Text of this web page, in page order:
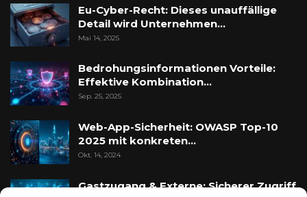
Eu-Cyber-Recht: Dieses unauffällige
Detail wird Unternehmen…
Mai 14, 2025
Bedrohungsinformationen Vorteile:
Effektive Kombination…
Sep. 25, 2025
Web-App-Sicherheit: OWASP Top-10
2025 mit konkreten…
Okt. 14, 2024
Gastzugang & Externe: Sicherer Zugriff